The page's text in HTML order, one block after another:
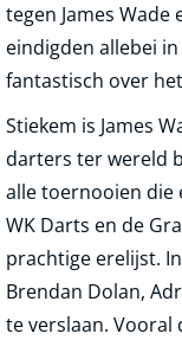
tegen James Wade
eindigden allebei
fantastisch over
Stiekem is James
darters ter wereld
alle toernooien die
WK Darts en de
prachtige erelijst.
Brendan Dolan,
te verslaan. Vooral